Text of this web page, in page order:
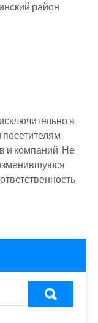
район
в
и компаний. Не